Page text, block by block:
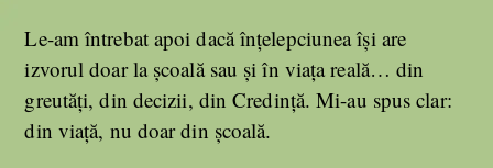
Le-am întrebat apoi dacă înțelepciunea își are
izvorul doar la școală sau și în viața reală… din
greutăți, din decizii, din Credință. Mi-au spus clar:
din viață, nu doar din școală.